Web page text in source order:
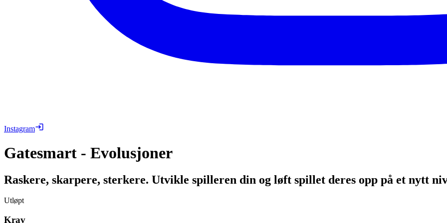
Instagram
Gatesmart - Evolusjoner
Raskere, skarpere, sterkere. Utvikle spilleren din og løft spillet deres opp på et nytt
Utløpt
Krav